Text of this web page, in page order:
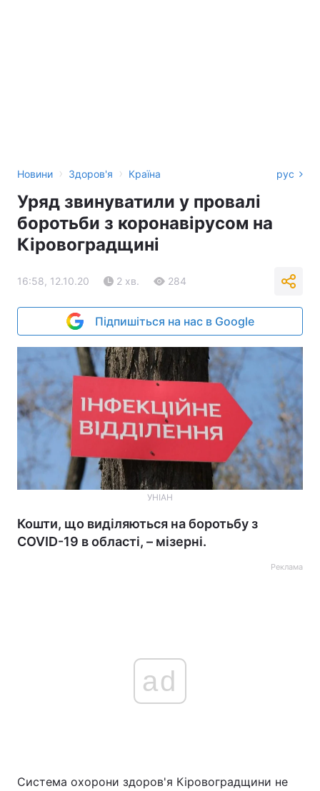
Новини › Здоров'я › Країна рус
Уряд звинуватили у провалі
боротьби з коронавірусом на
Кіровоградщині
16:58, 12.10.20 2 хв. 284
Підпишіться на нас в Google
УНІАН
Кошти, що виділяються на боротьбу з
COVID-19 в області, – мізерні.
Реклама
ad
Система охорони здоров'я Кіровоградщини не